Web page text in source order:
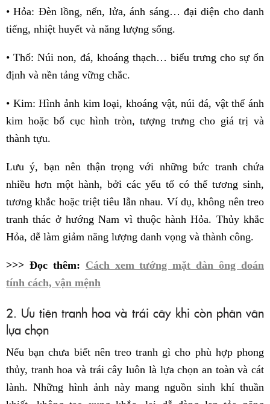
• Hỏa: Đèn lồng, nến, lửa, ánh sáng… đại diện cho danh
tiếng, nhiệt huyết và năng lượng sống.
• Thổ: Núi non, đá, khoáng thạch… biểu trưng cho sự ổn
định và nền tảng vững chắc.
• Kim: Hình ảnh kim loại, khoáng vật, núi đá, vật thể ánh
kim hoặc bố cục hình tròn, tượng trưng cho giá trị và
thành tựu.
Lưu ý, bạn nên thận trọng với những bức tranh chứa
nhiều hơn một hành, bởi các yếu tố có thể tương sinh,
tương khắc hoặc triệt tiêu lẫn nhau. Ví dụ, không nên treo
tranh thác ở hướng Nam vì thuộc hành Hỏa. Thủy khắc
Hỏa, dễ làm giảm năng lượng danh vọng và thành công.
>>> Đọc thêm: Cách xem tướng mặt đàn ông đoán
tính cách, vận mệnh
2. Ưu tiên tranh hoa và trái cây khi còn phân vân
lựa chọn
Nếu bạn chưa biết nên treo tranh gì cho phù hợp phong
thủy, tranh hoa và trái cây luôn là lựa chọn an toàn và cát
lành. Những hình ảnh này mang nguồn sinh khí thuần